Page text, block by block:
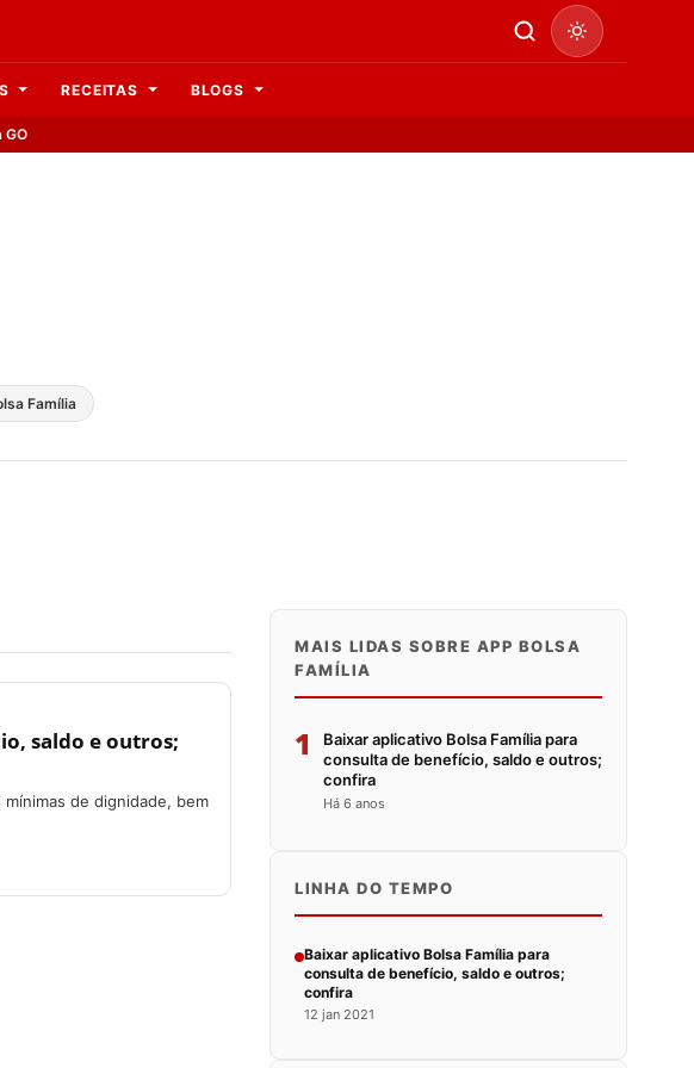
RECEITAS BLOGS
GO
Família
saldo e outros;
de dignidade, bem
MAIS LIDAS SOBRE APP BOLSA
FAMÍLIA
1
Baixar aplicativo Bolsa Família para
consulta de benefício, saldo e outros;
confira
Há 6 anos
LINHA DO TEMPO
Baixar aplicativo Bolsa Família para
consulta de benefício, saldo e outros;
confira
12 jan 2021